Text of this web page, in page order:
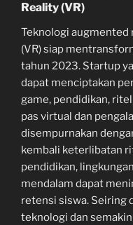
Reality (VR)
Teknologi augmented
(VR) siap
tahun 2023. Startup
dapat menciptakan
game, pendidikan,
pas virtual dan
disempurnakan
kembali keterlibatan
pendidikan,
mendalam dapat
retensi siswa. Seiring
teknologi dan